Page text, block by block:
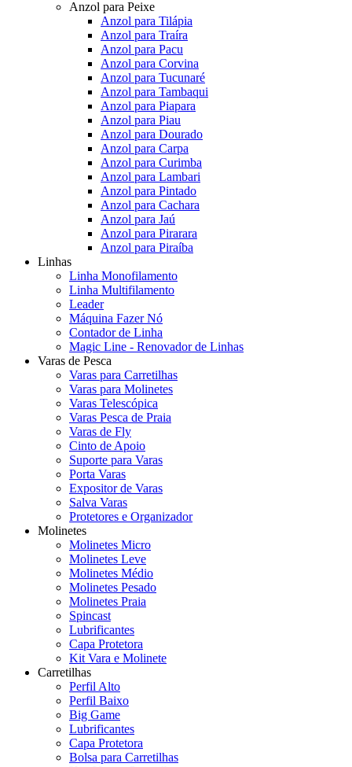
Anzol para Peixe
Anzol para Tilápia
Anzol para Traíra
Anzol para Pacu
Anzol para Corvina
Anzol para Tucunaré
Anzol para Tambaqui
Anzol para Piapara
Anzol para Piau
Anzol para Dourado
Anzol para Carpa
Anzol para Curimba
Anzol para Lambari
Anzol para Pintado
Anzol para Cachara
Anzol para Jaú
Anzol para Pirarara
Anzol para Piraíba
Linhas
Linha Monofilamento
Linha Multifilamento
Leader
Máquina Fazer Nó
Contador de Linha
Magic Line - Renovador de Linhas
Varas de Pesca
Varas para Carretilhas
Varas para Molinetes
Varas Telescópica
Varas Pesca de Praia
Varas de Fly
Cinto de Apoio
Suporte para Varas
Porta Varas
Expositor de Varas
Salva Varas
Protetores e Organizador
Molinetes
Molinetes Micro
Molinetes Leve
Molinetes Médio
Molinetes Pesado
Molinetes Praia
Spincast
Lubrificantes
Capa Protetora
Kit Vara e Molinete
Carretilhas
Perfil Alto
Perfil Baixo
Big Game
Lubrificantes
Capa Protetora
Bolsa para Carretilhas